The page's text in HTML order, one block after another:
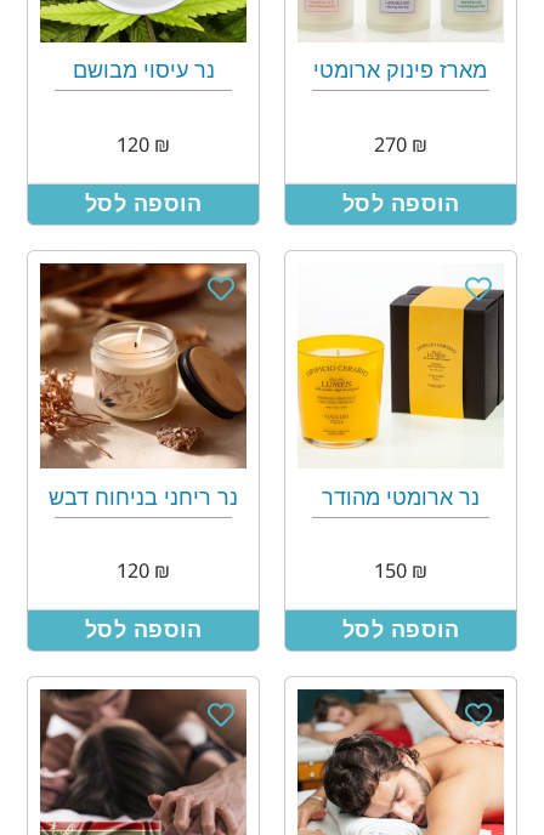
מארז פינוק ארומטי
₪
270
הוספה לסל
נר עיסוי מבושם
₪
הוספה לסל
נר ארומטי מהודר
₪
150
הוספה לסל
נר ריחני בניחוח דבש
₪
הוספה לסל